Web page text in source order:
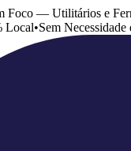
Foco — Utilitários e
Local•Sem Necessidade